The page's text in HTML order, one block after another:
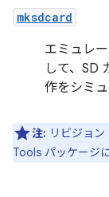
mksdcard
エミュレ
して、SD
作をシミュ
注: リビジョ
Tools パッケージ